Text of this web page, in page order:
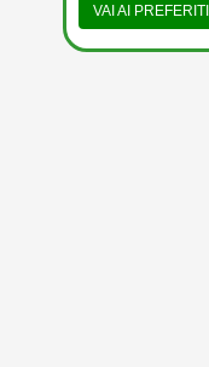
VAI AI PREFERITI